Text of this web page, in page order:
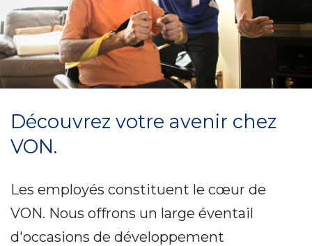
Découvrez votre avenir chez
VON.
Les employés constituent le cœur de
VON. Nous offrons un large éventail
d'occasions de développement